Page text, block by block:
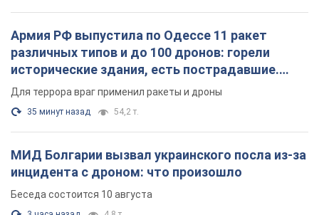
Армия РФ выпустила по Одессе 11 ракет
различных типов и до 100 дронов: горели
исторические здания, есть пострадавшие.
Фото и видео
Для террора враг применил ракеты и дроны
35 минут назад 54,2 т.
МИД Болгарии вызвал украинского посла из-за
инцидента с дроном: что произошло
Беседа состоится 10 августа